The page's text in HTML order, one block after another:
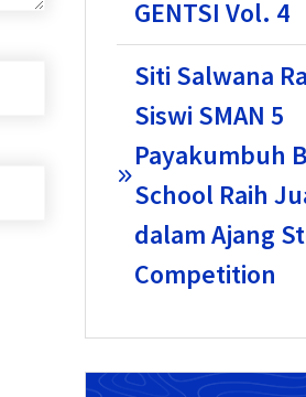
GENTSI Vol. 4
Siti Salwana
Siswi SMAN 5
Payakumbuh
School Raih
dalam Ajang
Competition